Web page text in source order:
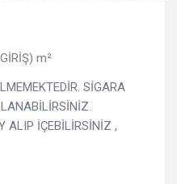
m²
SİGARA
ALIP İÇEBİLİRSİNİZ ,